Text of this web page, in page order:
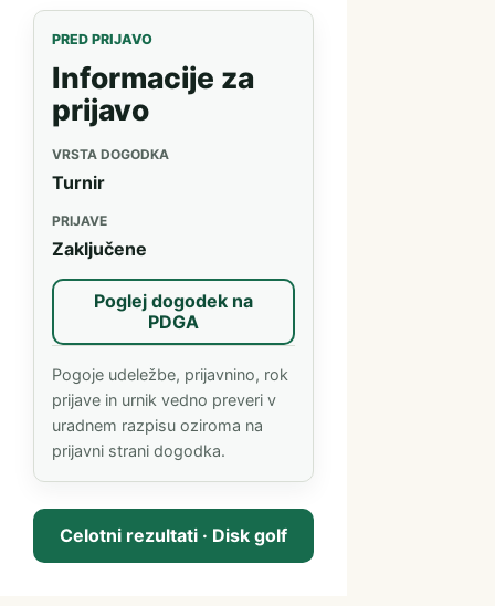
PRED PRIJAVO
Informacije za
prijavo
VRSTA DOGODKA
Turnir
PRIJAVE
Zaključene
Poglej dogodek na
PDGA(odpre se v novem zavihku)
Pogoje udeležbe, prijavnino, rok
prijave in urnik vedno preveri v
uradnem razpisu oziroma na
prijavni strani dogodka.
Celotni rezultati · Disk golf(PDGA, odpre se v novem zavihku)